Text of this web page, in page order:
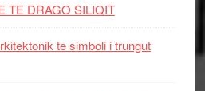
TE DRAGO SILIQIT
te simboli i trungut